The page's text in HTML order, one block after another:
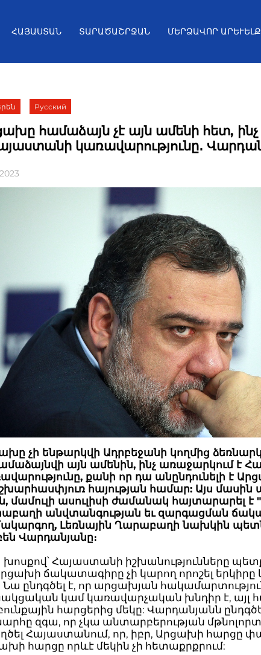
ՀԱՅԱՍՏԱՆ ՏԱՐԱԾԱՇՐՋԱՆ ՄԵՐՁԱՎՈՐ ԱՐԵՒԵԼՔ
Русский
համաձայն չէ այն ամենի հետ,
կառավարությունը․
չի ենթարկվի Ադրբեջանի կողմից
այն ամենին, ինչ առաջարկում է
քանի որ դա անընդունելի է
հայության համար: Այս մասին
մամուլի ասուլիսի ժամանակ հայտարարել է
անվտանգության եւ զարգացման
Լեռնային Ղարաբաղի նախկին
Վարդանյանը։
Հայաստանի իշխանությունները
ճակատագիրը չի կարող որոշել
Նա ընդգծել է, որ արցախյան
կամ կառավարչական խնդիր է, այլ
հարցերից մեկը: Վարդանյանն
զգա, որ չկա անտարբերության
Հայաստանում, որ, իբր, Արցախի հարցը
հարցը որևէ մեկին չի հետաքրքրում: